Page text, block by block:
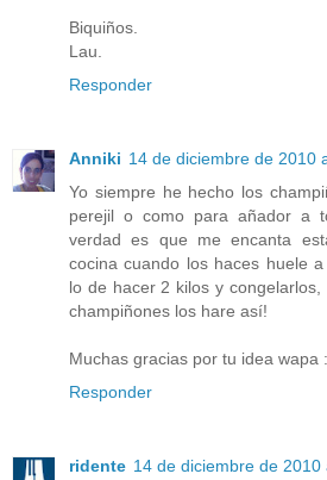
Biquiños.
Lau.
Responder
Anniki 14 de diciembre de 2010
Yo siempre he hecho los
perejil o como para añador a
verdad es que me encanta
cocina cuando los haces huele
lo de hacer 2 kilos y
champiñones los hare así!
Muchas gracias por tu idea wapa
Responder
ridente 14 de diciembre de 2010